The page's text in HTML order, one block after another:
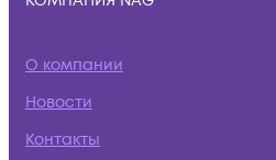
О компании
Новости
Контакты